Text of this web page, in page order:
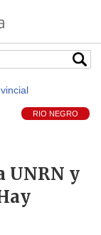
RIO NEGRO
UNRN y